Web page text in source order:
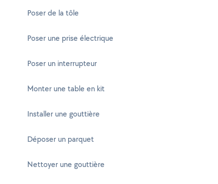
Poser de la tôle
Poser une prise électrique
Poser un interrupteur
Monter une table en kit
Installer une gouttière
Déposer un parquet
Nettoyer une gouttière